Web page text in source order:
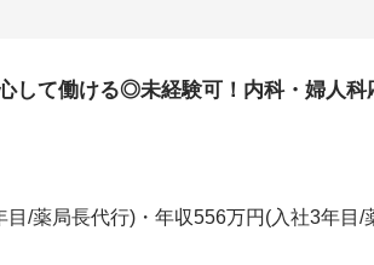
して働ける◎未経験可！内科・婦人科
/薬局長代行)・年収556万円(入社3年目/